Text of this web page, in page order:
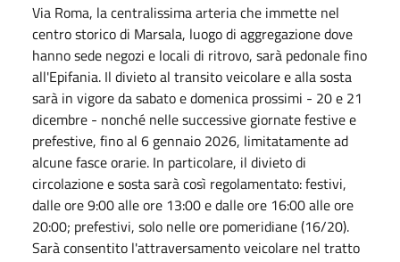
Via Roma, la centralissima arteria che immette nel
centro storico di Marsala, luogo di aggregazione dove
hanno sede negozi e locali di ritrovo, sarà pedonale fino
all'Epifania. Il divieto al transito veicolare e alla sosta
sarà in vigore da sabato e domenica prossimi - 20 e 21
dicembre - nonché nelle successive giornate festive e
prefestive, fino al 6 gennaio 2026, limitatamente ad
alcune fasce orarie. In particolare, il divieto di
circolazione e sosta sarà così regolamentato: festivi,
dalle ore 9:00 alle ore 13:00 e dalle ore 16:00 alle ore
20:00; prefestivi, solo nelle ore pomeridiane (16/20).
Sarà consentito l'attraversamento veicolare nel tratto